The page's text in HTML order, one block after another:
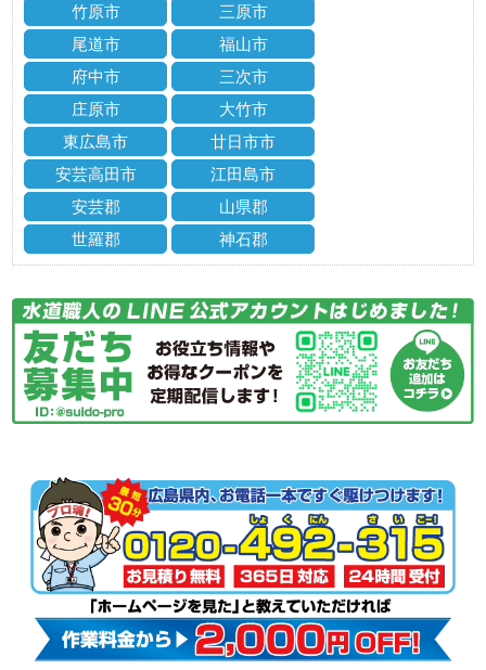
竹原市
三原市
尾道市
福山市
府中市
三次市
庄原市
大竹市
東広島市
廿日市市
安芸高田市
江田島市
安芸郡
山県郡
世羅郡
神石郡